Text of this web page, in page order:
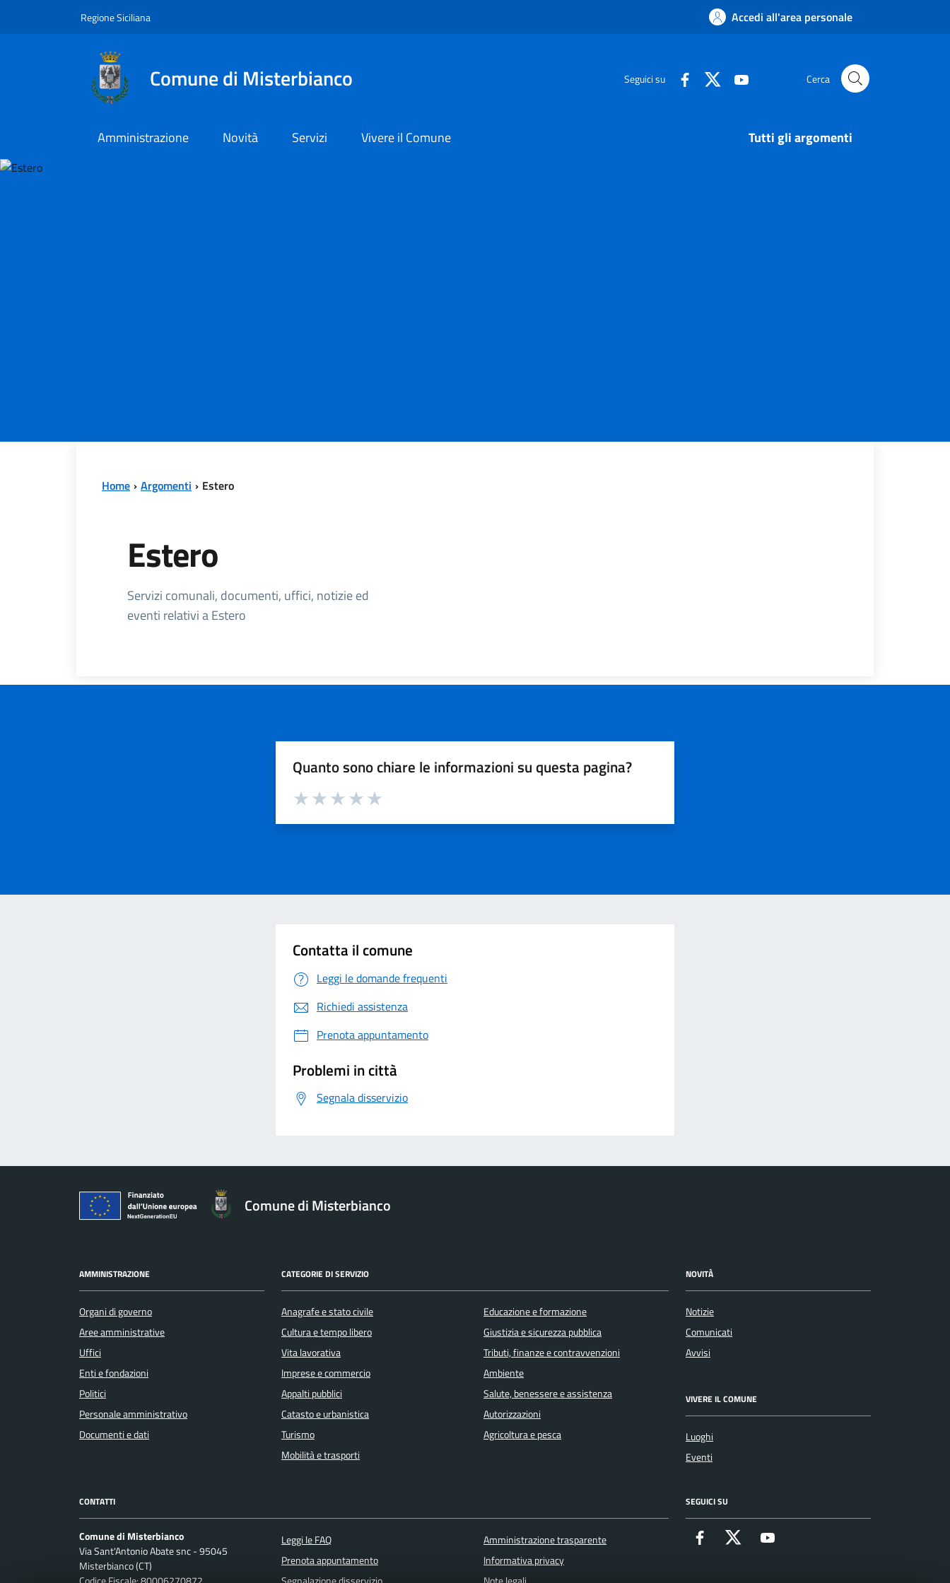
Regione Siciliana Accedi all'area personale
Comune di Misterbianco Seguici su Cerca
Amministrazione Novità Servizi Vivere il Comune Tutti gli argomenti
Home Argomenti Estero
Estero
Dettagli dell'Argomento
Servizi comunali, documenti, uffici, notizie ed
eventi relativi a Estero
Quanto sono chiare le informazioni su questa pagina?
Contatta il comune
Leggi le domande frequenti
Richiedi assistenza
Prenota appuntamento
Problemi in città
Segnala disservizio
Comune di Misterbianco
AMMINISTRAZIONE
Organi di governo
Aree amministrative
Uffici
Enti e fondazioni
Politici
Personale amministrativo
Documenti e dati
CATEGORIE DI SERVIZIO
Anagrafe e stato civile
Cultura e tempo libero
Vita lavorativa
Imprese e commercio
Appalti pubblici
Catasto e urbanistica
Turismo
Mobilità e trasporti
Educazione e formazione
Giustizia e sicurezza pubblica
Tributi, finanze e contravvenzioni
Ambiente
Salute, benessere e assistenza
Autorizzazioni
Agricoltura e pesca
NOVITÀ
Notizie
Comunicati
Avvisi
VIVERE IL COMUNE
Luoghi
Eventi
CONTATTI
Comune di Misterbianco
Via Sant'Antonio Abate snc - 95045
Misterbianco (CT)
Leggi le FAQ
Prenota appuntamento
Amministrazione trasparente
Informativa privacy
SEGUICI SU
Facebook